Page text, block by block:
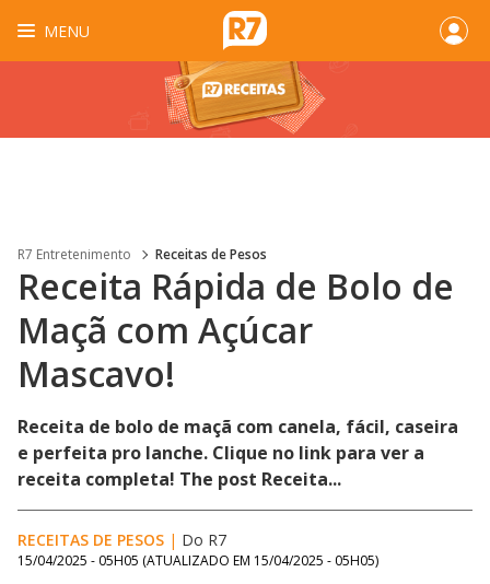
MENU
R7 Entretenimento Receitas de Pesos
Receita Rápida de Bolo de
Maçã com Açúcar
Mascavo!
Receita de bolo de maçã com canela, fácil, caseira
e perfeita pro lanche. Clique no link para ver a
receita completa! The post Receita...
RECEITAS DE PESOS | Do R7
15/04/2025 - 05H05 (ATUALIZADO EM 15/04/2025 - 05H05)